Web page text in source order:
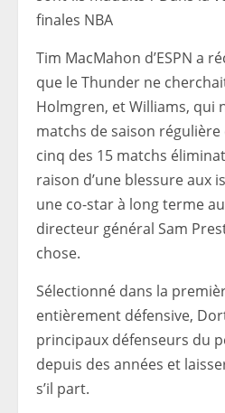
finales NBA
Tim MacMahon d’ESPN a
que le Thunder ne
Holmgren, et Williams, qui
matchs de saison régulière
cinq des 15 matchs
raison d’une blessure aux
une co-star à long terme
directeur général Sam
chose.
Sélectionné dans la
entièrement défensive,
principaux défenseurs du
depuis des années et
s’il part.